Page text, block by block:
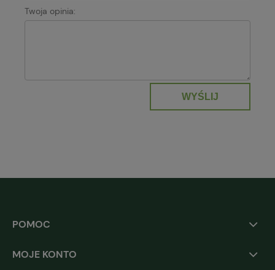
Twoja opinia:
WYŚLIJ
POMOC
MOJE KONTO